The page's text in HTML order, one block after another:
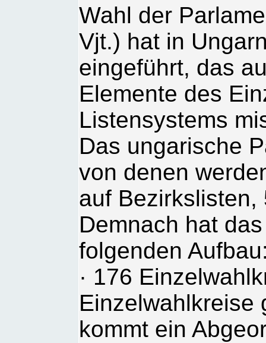
Wahl der
Vjt.) hat in
eingeführt, das
Elemente des
Listensystems
Das ungarische
von denen
auf
Demnach hat
folgenden
· 176
Einzelwahlkreise
kommt ein